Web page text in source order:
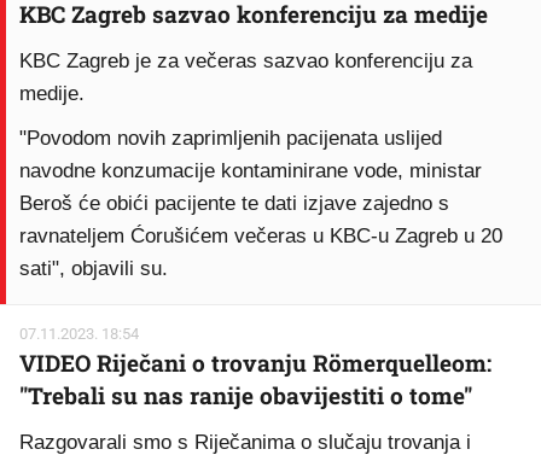
KBC Zagreb sazvao konferenciju za medije
KBC Zagreb je za večeras sazvao konferenciju za
medije.
"Povodom novih zaprimljenih pacijenata uslijed
navodne konzumacije kontaminirane vode, ministar
Beroš će obići pacijente te dati izjave zajedno s
ravnateljem Ćorušićem večeras u KBC-u Zagreb u 20
sati", objavili su.
07.11.2023. 18:54
VIDEO Riječani o trovanju Römerquelleom:
"Trebali su nas ranije obavijestiti o tome"
Razgovarali smo s Riječanima o slučaju trovanja i